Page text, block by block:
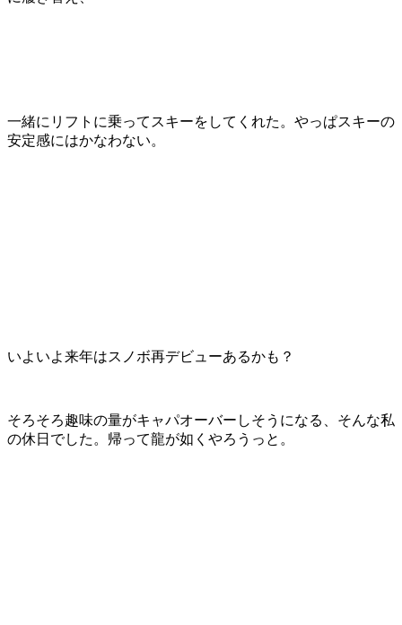
一緒にリフトに乗ってスキーをしてくれた。やっぱスキーの
安定感にはかなわない。
いよいよ来年はスノボ再デビューあるかも？
そろそろ趣味の量がキャパオーバーしそうになる、そんな私
の休日でした。帰って龍が如くやろうっと。